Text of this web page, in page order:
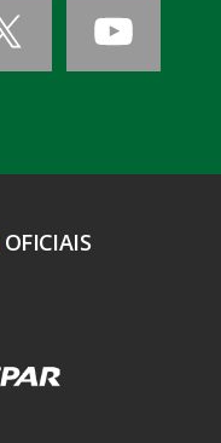
OFICIAIS